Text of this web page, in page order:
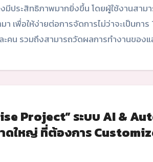
มีประสิทธิภาพมากยิ่งขึ้น โดยผู้ใช้งานสา
า เพื่อให้ง่ายต่อการจัดการไม่ว่าจะเป็นก
คน รวมถึงสามารถวัดผลการทำงานของ
Project” ระบบ AI &
ดใหญ่ ที่ต้องการ